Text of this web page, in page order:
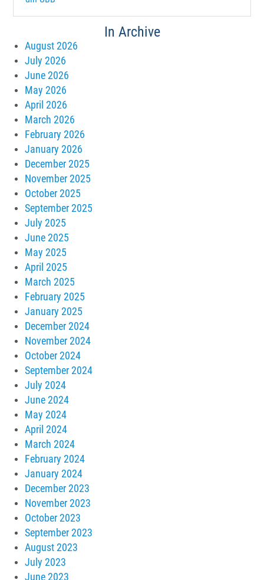
In Archive
August 2026
July 2026
June 2026
May 2026
April 2026
March 2026
February 2026
January 2026
December 2025
November 2025
October 2025
September 2025
July 2025
June 2025
May 2025
April 2025
March 2025
February 2025
January 2025
December 2024
November 2024
October 2024
September 2024
July 2024
June 2024
May 2024
April 2024
March 2024
February 2024
January 2024
December 2023
November 2023
October 2023
September 2023
August 2023
July 2023
June 2023